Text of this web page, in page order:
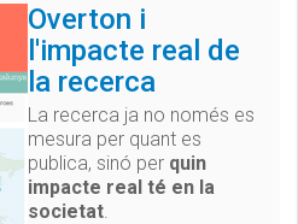
Overton i
l'impacte real de
la recerca
La recerca ja no només es
mesura per quant es
publica, sinó per quin
impacte real té en la
societat